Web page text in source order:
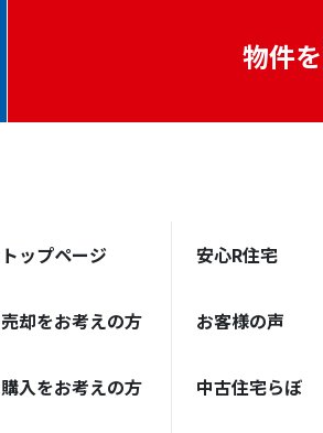
物件を
トップページ
売却をお考えの方
購入をお考えの方
安心R住宅
お客様の声
中古住宅らぼ